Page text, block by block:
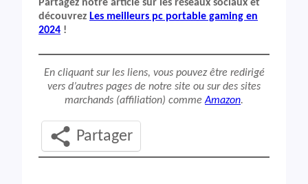
Partagez notre article sur les réseaux sociaux et
découvrez Les meilleurs pc portable gaming en
2024 !
En cliquant sur les liens, vous pouvez être redirigé
vers d’autres pages de notre site ou sur des sites
marchands (affiliation) commeAmazon.
Partager